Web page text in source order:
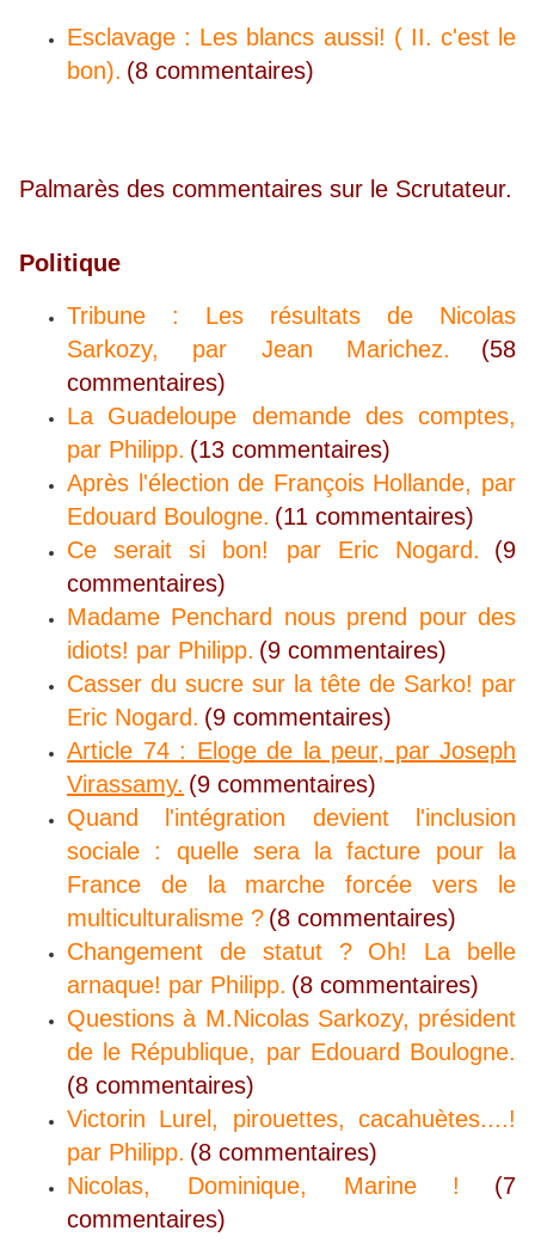
Esclavage : Les blancs aussi! ( II. c'est le
bon). (8 commentaires)
Palmarès des commentaires sur le Scrutateur.
Politique
Tribune : Les résultats de Nicolas
Sarkozy, par Jean Marichez.
(58
commentaires)
La Guadeloupe demande des comptes,
par Philipp. (13 commentaires)
Après l'élection de François Hollande, par
Edouard Boulogne. (11 commentaires)
Ce serait si bon! par Eric Nogard.
(9
commentaires)
Madame Penchard nous prend pour des
idiots! par Philipp. (9 commentaires)
Casser du sucre sur la tête de Sarko! par
Eric Nogard. (9 commentaires)
Article 74 : Eloge de la peur, par Joseph
Virassamy. (9 commentaires)
Quand l'intégration devient l'inclusion
sociale : quelle sera la facture pour la
France de la marche forcée vers le
multiculturalisme ? (8 commentaires)
Changement de statut ? Oh! La belle
arnaque! par Philipp. (8 commentaires)
Questions à M.Nicolas Sarkozy, président
de le République, par Edouard Boulogne.
(8 commentaires)
Victorin Lurel, pirouettes, cacahuètes....!
par Philipp. (8 commentaires)
Nicolas, Dominique, Marine !
(7
commentaires)